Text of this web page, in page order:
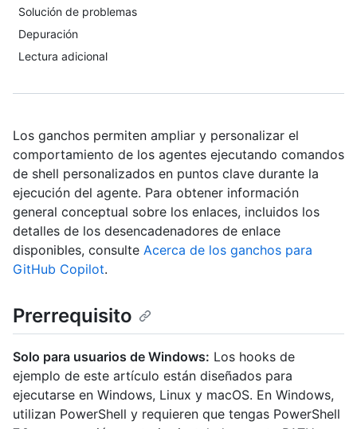
Solución de problemas
Depuración
Lectura adicional
Los ganchos permiten ampliar y personalizar el
comportamiento de los agentes ejecutando comandos
de shell personalizados en puntos clave durante la
ejecución del agente. Para obtener información
general conceptual sobre los enlaces, incluidos los
detalles de los desencadenadores de enlace
disponibles, consulte Acerca de los ganchos para
GitHub Copilot.
Prerrequisito
Solo para usuarios de Windows: Los hooks de
ejemplo de este artículo están diseñados para
ejecutarse en Windows, Linux y macOS. En Windows,
utilizan PowerShell y requieren que tengas PowerShell